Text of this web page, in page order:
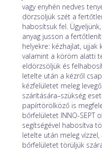
vagy enyhén nedves
dörzsöljük szét a
habosítsuk fel.
anyag jusson a
helyekre: kézhajlat,
valamint a köröm alatti
eldörzsöljük és
letelte után a kézről
kézfelületet meleg
szárítására–szükség
papírtörölköző is
bőrfelületet INNO-SEPT
segítségével habosítva
letelte után meleg
bőrfelületet törüljük